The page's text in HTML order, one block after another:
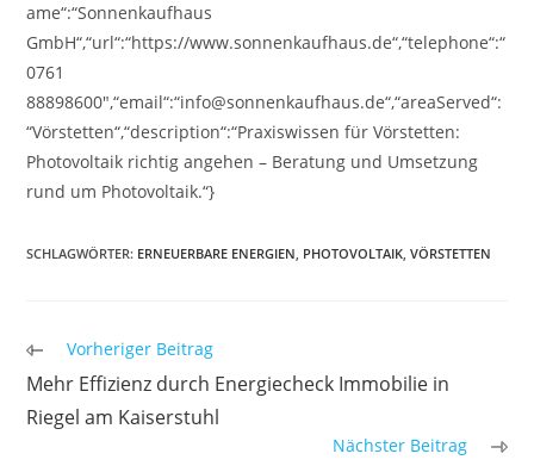
ame“:“Sonnenkaufhaus
GmbH“,“url“:“https://www.sonnenkaufhaus.de“,“telephone“:“
0761
88898600″,“email“:“info@sonnenkaufhaus.de“,“areaServed“:
“Vörstetten“,“description“:“Praxiswissen für Vörstetten:
Photovoltaik richtig angehen – Beratung und Umsetzung
rund um Photovoltaik.“}
SCHLAGWÖRTER: ERNEUERBARE ENERGIEN, PHOTOVOLTAIK, VÖRSTETTEN
Weitere
Artikel
ansehen
Vorheriger Beitrag
Mehr Effizienz durch Energiecheck Immobilie in
Riegel am Kaiserstuhl
Nächster Beitrag